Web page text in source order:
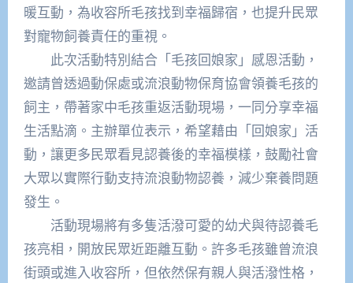
暖互動，為收容所毛孩找到幸福歸宿，也提升民眾
對寵物飼養責任的重視。
此次活動特別結合「毛孩回娘家」感恩活動，
邀請曾透過動保處或流浪動物保育協會領養毛孩的
飼主，帶著家中毛孩重返活動現場，一同分享幸福
生活點滴。主辦單位表示，希望藉由「回娘家」活
動，讓更多民眾看見認養後的幸福模樣，鼓勵社會
大眾以實際行動支持流浪動物認養，減少棄養問題
發生。
活動現場將有多隻活潑可愛的幼犬與待認養毛
孩亮相，開放民眾近距離互動。許多毛孩雖曾流浪
街頭或進入收容所，但依然保有親人與活潑性格，